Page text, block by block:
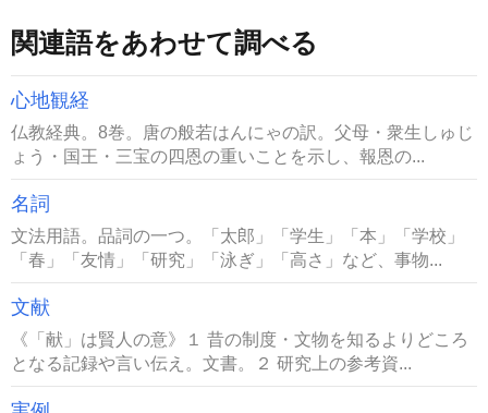
関連語をあわせて調べる
心地観経
仏教経典。8巻。唐の般若はんにゃの訳。父母・衆生しゅじ
ょう・国王・三宝の四恩の重いことを示し、報恩の...
名詞
文法用語。品詞の一つ。「太郎」「学生」「本」「学校」
「春」「友情」「研究」「泳ぎ」「高さ」など、事物...
文献
《「献」は賢人の意》１ 昔の制度・文物を知るよりどころ
となる記録や言い伝え。文書。２ 研究上の参考資...